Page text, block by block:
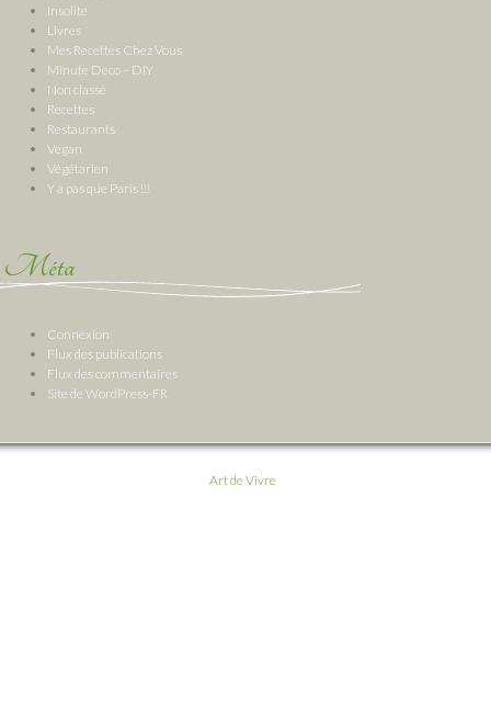
Insolite
Livres
Mes Recettes Chez Vous
Minute Deco – DIY
Non classé
Recettes
Restaurants
Vegan
Végétarien
Y a pas que Paris !!!
Méta
Connexion
Flux des publications
Flux des commentaires
Site de WordPress-FR
Art de Vivre